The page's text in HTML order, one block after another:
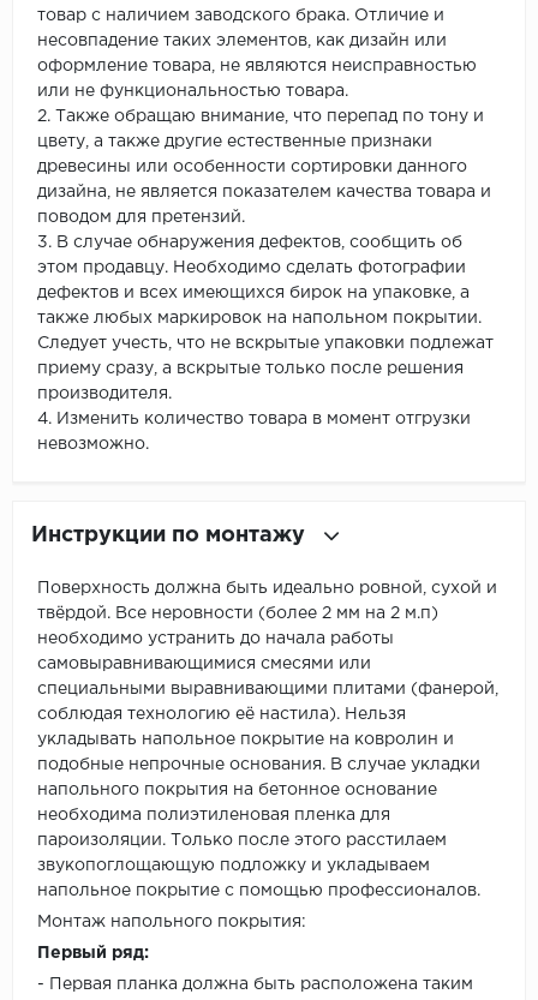
товар с наличием заводского брака. Отличие и
несовпадение таких элементов, как дизайн или
оформление товара, не являются неисправностью
или не функциональностью товара.
2. Также обращаю внимание, что перепад по тону и
цвету, а также другие естественные признаки
древесины или особенности сортировки данного
дизайна, не является показателем качества товара и
поводом для претензий.
3. В случае обнаружения дефектов, сообщить об
этом продавцу. Необходимо сделать фотографии
дефектов и всех имеющихся бирок на упаковке, а
также любых маркировок на напольном покрытии.
Следует учесть, что не вскрытые упаковки подлежат
приему сразу, а вскрытые только после решения
производителя.
4. Изменить количество товара в момент отгрузки
невозможно.
Инструкции по монтажу
Поверхность должна быть идеально ровной, сухой и
твёрдой. Все неровности (более 2 мм на 2 м.п)
необходимо устранить до начала работы
самовыравнивающимися смесями или
специальными выравнивающими плитами (фанерой,
соблюдая технологию её настила). Нельзя
укладывать напольное покрытие на ковролин и
подобные непрочные основания. В случае укладки
напольного покрытия на бетонное основание
необходима полиэтиленовая пленка для
пароизоляции. Только после этого расстилаем
звукопоглощающую подложку и укладываем
напольное покрытие с помощью профессионалов.
Монтаж напольного покрытия:
Первый ряд:
- Первая планка должна быть расположена таким